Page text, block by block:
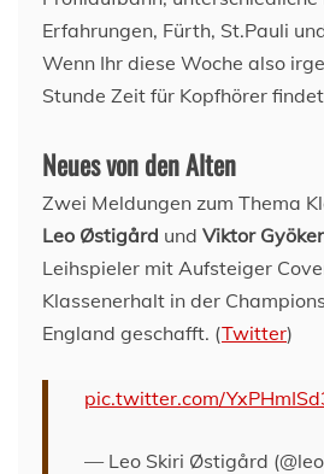
Erfahrungen, Fürth, St.Pauli
Wenn Ihr diese Woche also
Stunde Zeit für Kopfhörer
Neues von den Alten
Zwei Meldungen zum Thema
Leo Østigård und Viktor
Leihspieler mit Aufsteiger
Klassenerhalt in der
England geschafft. (Twitter)
pic.twitter.com/
— Leo Skiri Østigård